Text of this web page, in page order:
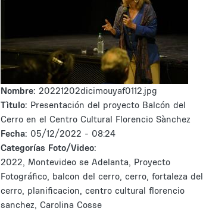
Nombre: 20221202dicimouyaf0112.jpg
Tìtulo: Presentación del proyecto Balcón del
Cerro en el Centro Cultural Florencio Sànchez
Fecha: 05/12/2022 - 08:24
Categorías Foto/Video:
2022, Montevideo se Adelanta, Proyecto
Fotográfico, balcon del cerro, cerro, fortaleza del
cerro, planificacion, centro cultural florencio
sanchez, Carolina Cosse